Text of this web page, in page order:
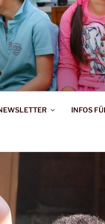
BAD
INFOS